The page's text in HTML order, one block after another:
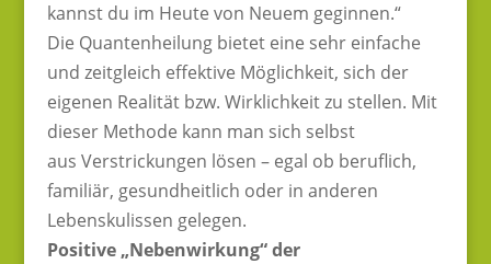
kannst du im Heute von Neuem geginnen.“
Die Quantenheilung bietet eine sehr einfache
und zeitgleich effektive Möglichkeit, sich der
eigenen Realität bzw. Wirklichkeit zu stellen. Mit
dieser Methode kann man sich selbst
aus Verstrickungen lösen – egal ob beruflich,
familiär, gesundheitlich oder in anderen
Lebenskulissen gelegen.
Positive „Nebenwirkung“ der